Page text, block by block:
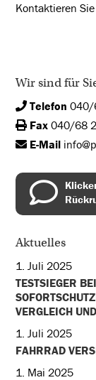
Kontaktieren
Wir sind für
Telefon 040/
Fax 040/68
E-Mail
Aktuelles
1. Juli 2025
TESTSIEGER
VERGLEICH
1. Juli 2025
FAHRRAD
1. Mai 2025